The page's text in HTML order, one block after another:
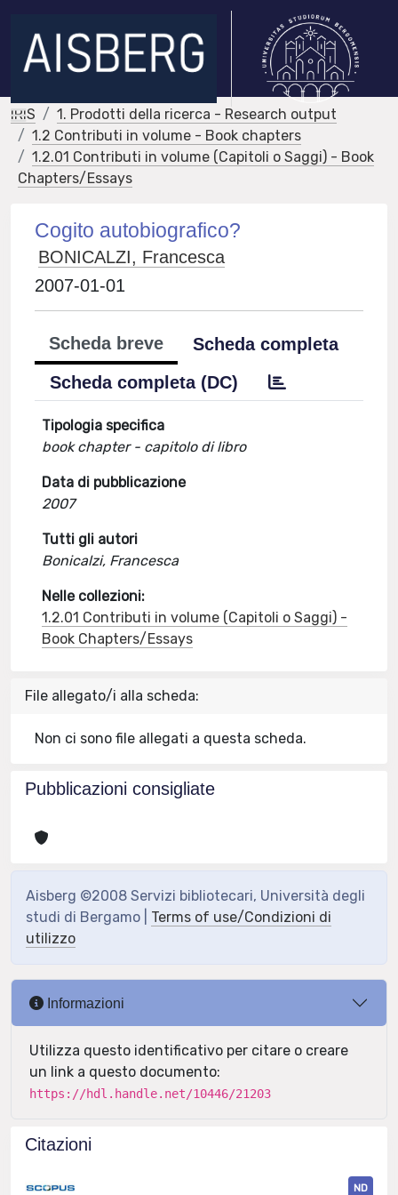
IRIS
1. Prodotti della ricerca - Research output
1.2 Contributi in volume - Book chapters
1.2.01 Contributi in volume (Capitoli o Saggi) - Book
Chapters/Essays
Cogito autobiografico?
BONICALZI, Francesca
2007-01-01
Scheda breve
Scheda completa
Scheda completa (DC)
Tipologia specifica
book chapter - capitolo di libro
Data di pubblicazione
2007
Tutti gli autori
Bonicalzi, Francesca
Nelle collezioni:
1.2.01 Contributi in volume (Capitoli o Saggi) -
Book Chapters/Essays
File allegato/i alla scheda:
Non ci sono file allegati a questa scheda.
Pubblicazioni consigliate
Aisberg ©2008 Servizi bibliotecari, Università degli
studi di Bergamo | Terms of use/Condizioni di
utilizzo
Informazioni
Utilizza questo identificativo per citare o creare
un link a questo documento:
https://hdl.handle.net/10446/21203
Citazioni
ND